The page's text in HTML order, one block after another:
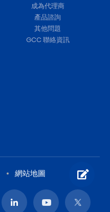
成為代理商
產品諮詢
其他問題
GCC 聯絡資訊
網站地圖